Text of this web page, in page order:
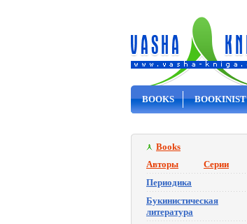
BOOKS BOOKINIST
Books
Авторы
Серии
Периодика
Букинистическая
литература